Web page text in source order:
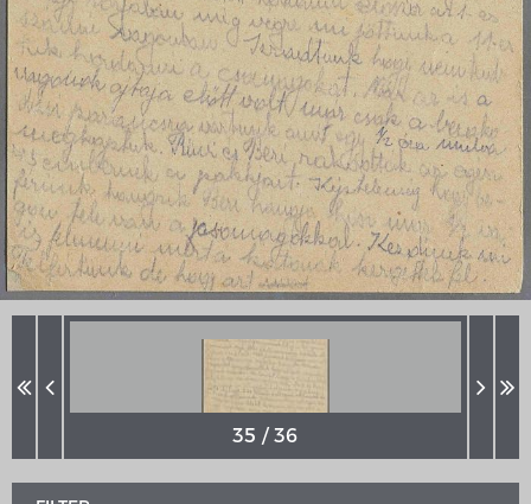
MERIANS DEUTSCHLAND 1642 - 1654
Interaktive Karte
Bildergalerie Topographia Germaniae